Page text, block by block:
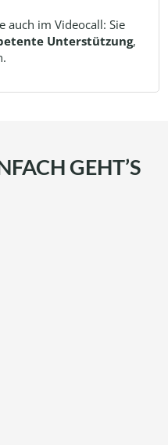
auch im Videocall: Sie
Unterstützung,
GEHT’S